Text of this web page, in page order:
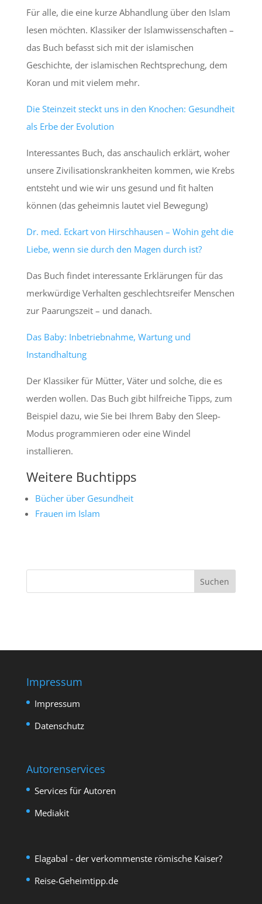
Für alle, die eine kurze Abhandlung über den Islam
lesen möchten. Klassiker der Islamwissenschaften –
das Buch befasst sich mit der islamischen
Geschichte, der islamischen Rechtsprechung, dem
Koran und mit vielem mehr.
Die Steinzeit steckt uns in den Knochen: Gesundheit
als Erbe der Evolution
Interessantes Buch, das anschaulich erklärt, woher
unsere Zivilisationskrankheiten kommen, wie Krebs
entsteht und wie wir uns gesund und fit halten
können (das geheimnis lautet viel Bewegung)
Dr. med. Eckart von Hirschhausen – Wohin geht die
Liebe, wenn sie durch den Magen durch ist?
Das Buch findet interessante Erklärungen für das
merkwürdige Verhalten geschlechtsreifer Menschen
zur Paarungszeit – und danach.
Das Baby: Inbetriebnahme, Wartung und
Instandhaltung
Der Klassiker für Mütter, Väter und solche, die es
werden wollen. Das Buch gibt hilfreiche Tipps, zum
Beispiel dazu, wie Sie bei Ihrem Baby den Sleep-
Modus programmieren oder eine Windel
installieren.
Weitere Buchtipps
Bücher über Gesundheit
Frauen im Islam
Impressum
Impressum
Datenschutz
Autorenservices
Services für Autoren
Mediakit
Elagabal - der verkommenste römische Kaiser?
Reise-Geheimtipp.de